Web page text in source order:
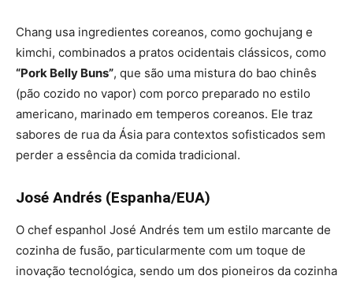
Chang usa ingredientes coreanos, como gochujang e
kimchi, combinados a pratos ocidentais clássicos, como
“Pork Belly Buns”, que são uma mistura do bao chinês
(pão cozido no vapor) com porco preparado no estilo
americano, marinado em temperos coreanos. Ele traz
sabores de rua da Ásia para contextos sofisticados sem
perder a essência da comida tradicional.
José Andrés (Espanha/EUA)
O chef espanhol José Andrés tem um estilo marcante de
cozinha de fusão, particularmente com um toque de
inovação tecnológica, sendo um dos pioneiros da cozinha